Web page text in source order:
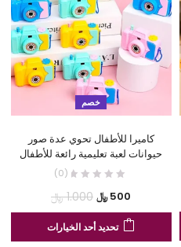
خصم
كاميرا للأطفال تحوي عدة صور
حيوانات لعبة تعليمية رائعة للأطفال
(0)
500 ﷼السعر
الحالي
هو:
1.000 ﷼السعر
الأصلي
هو:
تحديد أحد الخيارات
العديد